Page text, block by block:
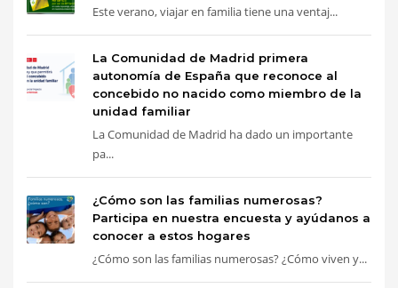
Este verano, viajar en familia tiene una ventaj...
La Comunidad de Madrid primera
autonomía de España que reconoce al
concebido no nacido como miembro de la
unidad familiar
La Comunidad de Madrid ha dado un importante
pa...
¿Cómo son las familias numerosas?
Participa en nuestra encuesta y ayúdanos a
conocer a estos hogares
¿Cómo son las familias numerosas? ¿Cómo viven y...